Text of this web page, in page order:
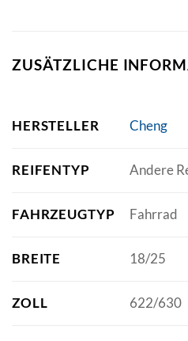
ZUSÄTZLICHE
HERSTELLER Cheng
REIFENTYP Andere
FAHRZEUGTYP Fahrrad
BREITE 18/25
ZOLL 622/630